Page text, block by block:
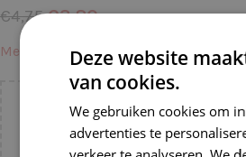
€4,75 €3,80
Meer informatie →
Voeg nog€ 55,00toe voorgratis
Deze website
van cookies.
We gebruiken cookies om
advertenties te